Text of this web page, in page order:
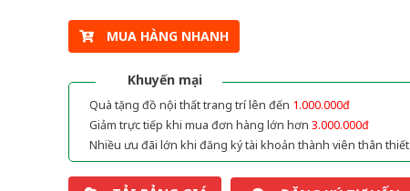
MUA HÀNG NHANH
Khuyến mại
Quà tặng đồ nội thất trang trí lên đến 1.000.000đ
Giảm trực tiếp khi mua đơn hàng lớn hơn 3.000.000đ
Nhiều ưu đãi lớn khi đăng ký tài khoản thành viên thân thiết